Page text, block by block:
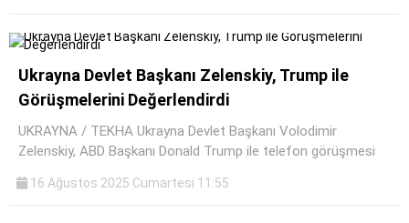
Ukrayna Devlet Başkanı Zelenskiy, Trump ile
Görüşmelerini Değerlendirdi
UKRAYNA / TEKHA Ukrayna Devlet Başkanı Volodimir
Zelenskiy, ABD Başkanı Donald Trump ile telefon görüşmesi
16 Ağustos 2025 Cumartesi 11:55